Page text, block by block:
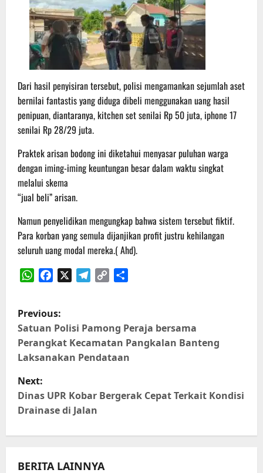
Dari hasil penyisiran tersebut, polisi mengamankan sejumlah aset
bernilai fantastis yang diduga dibeli menggunakan uang hasil
penipuan, diantaranya, kitchen set senilai Rp 50 juta, iphone 17
senilai Rp 28/29 juta.
Praktek arisan bodong ini diketahui menyasar puluhan warga
dengan iming-iming keuntungan besar dalam waktu singkat
melalui skema
“jual beli” arisan.
Namun penyelidikan mengungkap bahwa sistem tersebut fiktif.
Para korban yang semula dijanjikan profit justru kehilangan
seluruh uang modal mereka.( Ahd).
P
o
s
t
n
a
v
Previous:
Satuan Polisi Pamong Peraja bersama
Perangkat Kecamatan Pangkalan Banteng
Laksanakan Pendataan
Next:
Dinas UPR Kobar Bergerak Cepat Terkait Kondisi
Drainase di Jalan
BERITA LAINNYA